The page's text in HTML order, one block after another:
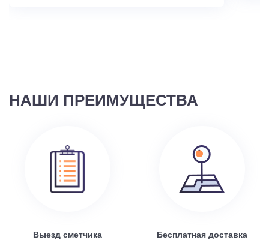
НАШИ ПРЕИМУЩЕСТВА
Выезд сметчика Бесплатная доставка